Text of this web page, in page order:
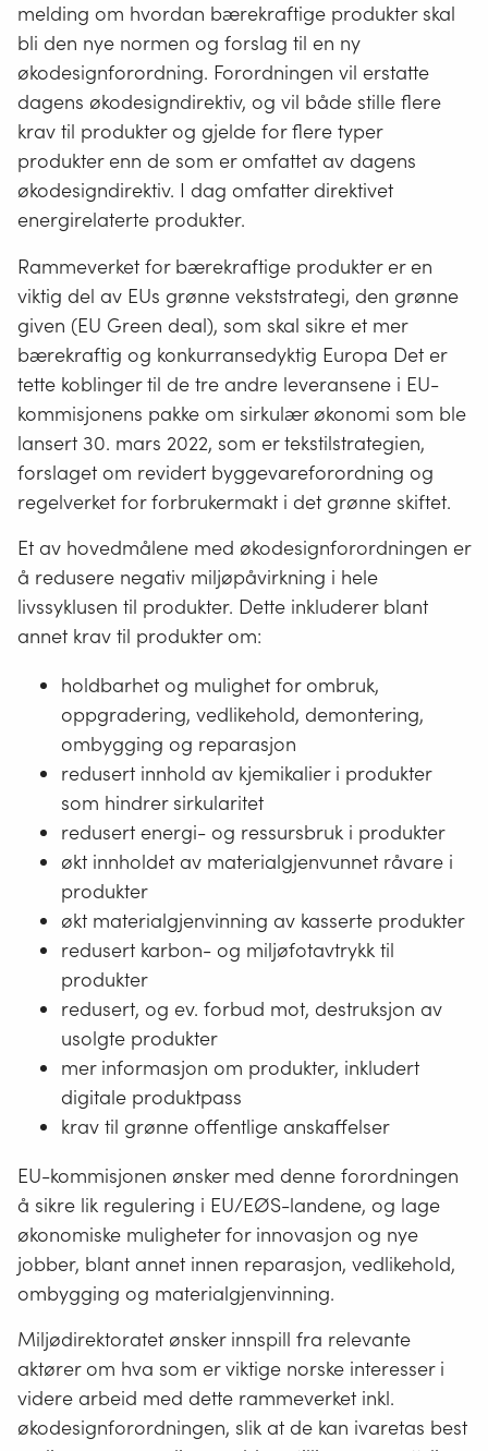
melding om hvordan bærekraftige produkter skal
bli den nye normen og forslag til en ny
økodesignforordning. Forordningen vil erstatte
dagens økodesigndirektiv, og vil både stille flere
krav til produkter og gjelde for flere typer
produkter enn de som er omfattet av dagens
økodesigndirektiv. I dag omfatter direktivet
energirelaterte produkter.
Rammeverket for bærekraftige produkter er en
viktig del av EUs grønne vekststrategi, den grønne
given (EU Green deal), som skal sikre et mer
bærekraftig og konkurransedyktig Europa Det er
tette koblinger til de tre andre leveransene i EU-
kommisjonens pakke om sirkulær økonomi som ble
lansert 30. mars 2022, som er tekstilstrategien,
forslaget om revidert byggevareforordning og
regelverket for forbrukermakt i det grønne skiftet.
Et av hovedmålene med økodesignforordningen er
å redusere negativ miljøpåvirkning i hele
livssyklusen til produkter. Dette inkluderer blant
annet krav til produkter om:
holdbarhet og mulighet for ombruk,
oppgradering, vedlikehold, demontering,
ombygging og reparasjon
redusert innhold av kjemikalier i produkter
som hindrer sirkularitet
redusert energi- og ressursbruk i produkter
økt innholdet av materialgjenvunnet råvare i
produkter
økt materialgjenvinning av kasserte produkter
redusert karbon- og miljøfotavtrykk til
produkter
redusert, og ev. forbud mot, destruksjon av
usolgte produkter
mer informasjon om produkter, inkludert
digitale produktpass
krav til grønne offentlige anskaffelser
EU-kommisjonen ønsker med denne forordningen
å sikre lik regulering i EU/EØS-landene, og lage
økonomiske muligheter for innovasjon og nye
jobber, blant annet innen reparasjon, vedlikehold,
ombygging og materialgjenvinning.
Miljødirektoratet ønsker innspill fra relevante
aktører om hva som er viktige norske interesser i
videre arbeid med dette rammeverket inkl.
økodesignforordningen, slik at de kan ivaretas best